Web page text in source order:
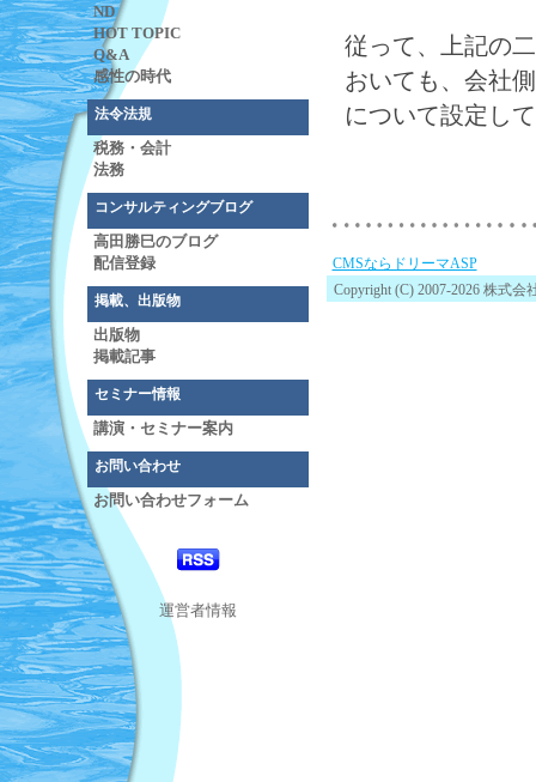
ND
HOT TOPIC
Q&A
感性の時代
法令法規
税務・会計
法務
コンサルティングブログ
高田勝巳のブログ
配信登録
掲載、出版物
出版物
掲載記事
セミナー情報
講演・セミナー案内
お問い合わせ
お問い合わせフォーム
運営者情報
従って、上記の
おいても、会社
について設定し
CMSならドリーマASP
Copyright (C) 2007-2026 株式